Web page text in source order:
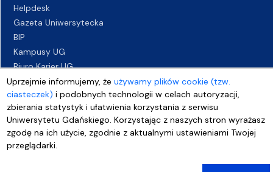
Uprzejmie informujemy, żeużywamy plików cookie (tzw.
ciasteczek) i podobnych technologii w celach autoryzacji,
zbierania statystyk i ułatwienia korzystania z serwisu
Uniwersytetu Gdańskiego. Korzystając z naszych stron wyrażasz
zgodę na ich użycie, zgodnie z aktualnymi ustawieniami Twojej
przeglądarki.
Helpdesk
Gazeta Uniwersytecka
BIP
Kampusy UG
Biuro Karier UG
Oferty pracy
Deklaracja dostępności